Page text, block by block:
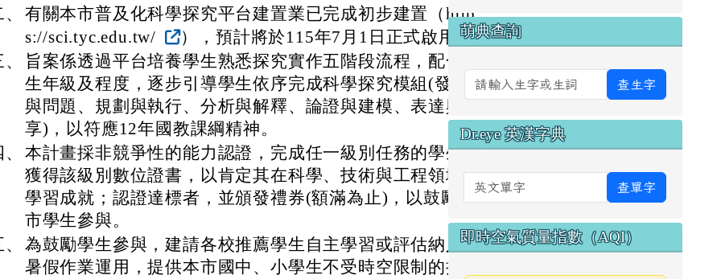
有關本市普及化科學探究平台建置業已完成初步建置（http
s://sci.tyc.edu.tw/
），預計將於115年7月1日正式啟用。
旨案係透過平台培養學生熟悉探究實作五階段流程，配合學
生年級及程度，逐步引導學生依序完成科學探究模組(發現
與問題、規劃與執行、分析與解釋、論證與建模、表達與分
享)，以符應12年國教課綱精神。
本計畫採非競爭性的能力認證，完成任一級別任務的學生可
獲得該級別數位證書，以肯定其在科學、技術與工程領域的
學習成就；認證達標者，並頒發禮券(額滿為止)，以鼓勵本
市學生參與。
為鼓勵學生參與，建請各校推薦學生自主學習或評估納入寒
暑假作業運用，提供本市國中、小學生不受時空限制的探究
萌典查詢
查生字
Dr.eye 英漢字典
英文單字 查單字
即時空氣質量指數（AQI）